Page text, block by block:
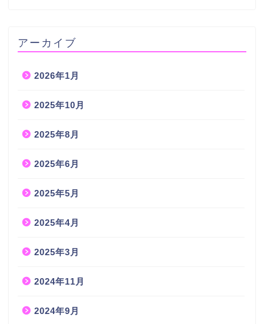
アーカイブ
2026年1月
2025年10月
2025年8月
2025年6月
2025年5月
2025年4月
2025年3月
2024年11月
2024年9月